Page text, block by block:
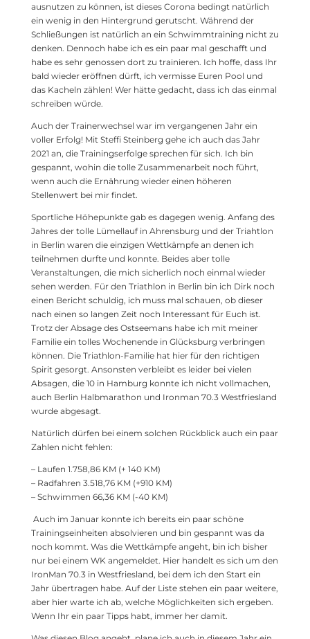
ausnutzen zu können, ist dieses Corona bedingt natürlich
ein wenig in den Hintergrund gerutscht. Während der
Schließungen ist natürlich an ein Schwimmtraining nicht zu
denken. Dennoch habe ich es ein paar mal geschafft und
habe es sehr genossen dort zu trainieren. Ich hoffe, dass Ihr
bald wieder eröffnen dürft, ich vermisse Euren Pool und
das Kacheln zählen! Wer hätte gedacht, dass ich das einmal
schreiben würde.
Auch der Trainerwechsel war im vergangenen Jahr ein
voller Erfolg! Mit Steffi Steinberg gehe ich auch das Jahr
2021 an, die Trainingserfolge sprechen für sich. Ich bin
gespannt, wohin die tolle Zusammenarbeit noch führt,
wenn auch die Ernährung wieder einen höheren
Stellenwert bei mir findet.
Sportliche Höhepunkte gab es dagegen wenig. Anfang des
Jahres der tolle Lümellauf in Ahrensburg und der Triahtlon
in Berlin waren die einzigen Wettkämpfe an denen ich
teilnehmen durfte und konnte. Beides aber tolle
Veranstaltungen, die mich sicherlich noch einmal wieder
sehen werden. Für den Triathlon in Berlin bin ich Dirk noch
einen Bericht schuldig, ich muss mal schauen, ob dieser
nach einen so langen Zeit noch Interessant für Euch ist.
Trotz der Absage des Ostseemans habe ich mit meiner
Familie ein tolles Wochenende in Glücksburg verbringen
können. Die Triathlon-Familie hat hier für den richtigen
Spirit gesorgt. Ansonsten verbleibt es leider bei vielen
Absagen, die 10 in Hamburg konnte ich nicht vollmachen,
auch Berlin Halbmarathon und Ironman 70.3 Westfriesland
wurde abgesagt.
Natürlich dürfen bei einem solchen Rückblick auch ein paar
Zahlen nicht fehlen:
– Laufen 1.758,86 KM (+ 140 KM)
– Radfahren 3.518,76 KM (+910 KM)
– Schwimmen 66,36 KM (-40 KM)
Auch im Januar konnte ich bereits ein paar schöne
Trainingseinheiten absolvieren und bin gespannt was da
noch kommt. Was die Wettkämpfe angeht, bin ich bisher
nur bei einem WK angemeldet. Hier handelt es sich um den
IronMan 70.3 in Westfriesland, bei dem ich den Start ein
Jahr übertragen habe. Auf der Liste stehen ein paar weitere,
aber hier warte ich ab, welche Möglichkeiten sich ergeben.
Wenn Ihr ein paar Tipps habt, immer her damit.